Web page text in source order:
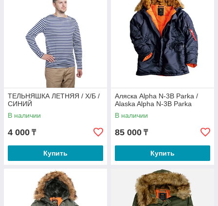
ТЕЛЬНЯШКА ЛЕТНЯЯ / Х/Б /
СИНИЙ
В наличии
4 000 ₸
Купить
Аляска Alpha N-3B Parka /
Alaska Alpha N-3B Parka
В наличии
85 000 ₸
Купить